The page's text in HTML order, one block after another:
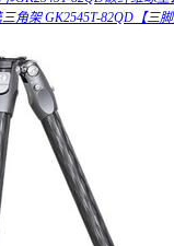
角架 GK2545T-82QD【三